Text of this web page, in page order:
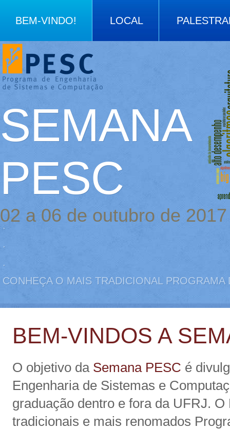
BEM-VINDO! LOCAL
ORGANIZAÇÃO
SEMANA
PESC
02 a 06 de outubro de 2017
.
.
.
CONHEÇA O MAIS TRADICIONAL
BEM-VINDOS A
O objetivo da Semana PESC é
Engenharia de Sistemas e
graduação dentro e fora da UFRJ.
tradicionais e mais renomados